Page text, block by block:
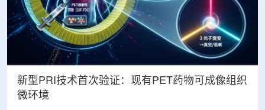
新型PRI技术首次验证：现有PET药物可成像组织
微环境